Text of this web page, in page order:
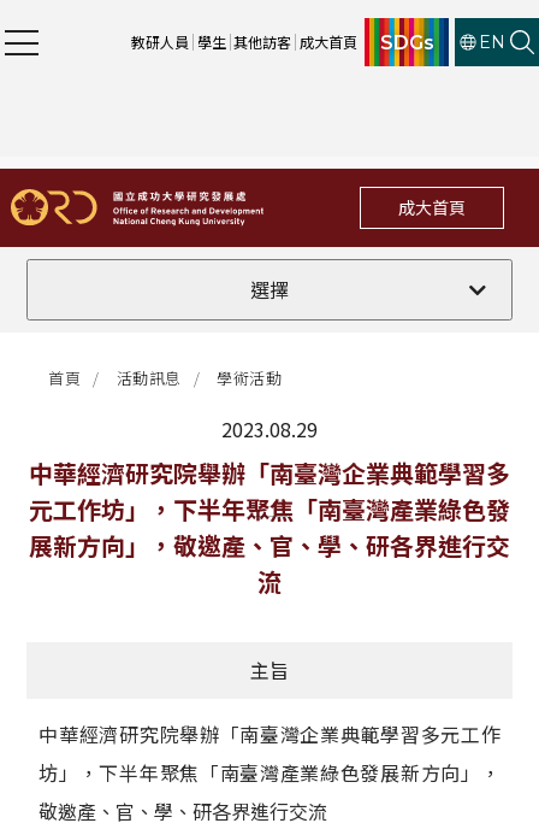
教研人員 學生 其他訪客 成大首頁 SDGs EN
成大首頁
選擇
全部
法規修訂
補助獎項
獲獎名單
其他
活動花絮
首頁 活動訊息 學術活動
2023.08.29
最新消息
中華經濟研究院舉辦「南臺灣企業典範學習多
元工作坊」，下半年聚焦「南臺灣產業綠色發
展新方向」，敬邀產、官、學、研各界進行交
流
主旨
中華經濟研究院舉辦「南臺灣企業典範學習多元工作
坊」，下半年聚焦「南臺灣產業綠色發展新方向」，
敬邀產、官、學、研各界進行交流